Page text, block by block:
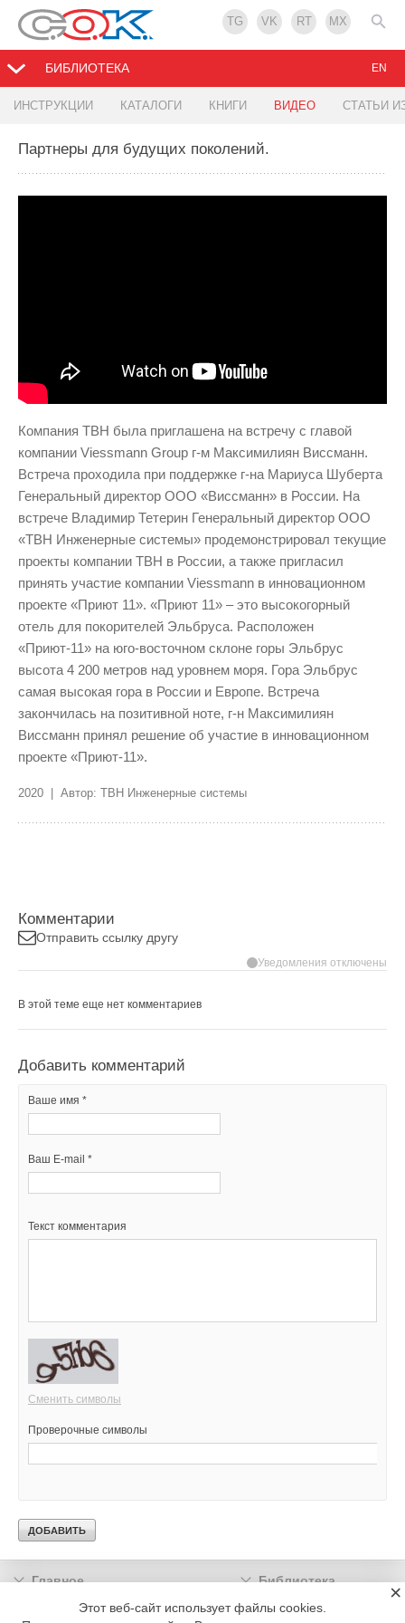
TG VK RT MX
БИБЛИОТЕКА
ИНСТРУКЦИИ КАТАЛОГИ КНИГИ ВИДЕО СТАТЬИ
EN
Партнеры для будущих поколений.
Компания ТВН была приглашена на встречу с главой
компании Viessmann Group г-м Максимилиян Виссманн.
Встреча проходила при поддержке г-на Мариуса Шуберта
Генеральный директор ООО «Виссманн» в России. На
встрече Владимир Тетерин Генеральный директор ООО
«ТВН Инженерные системы» продемонстрировал текущие
проекты компании ТВН в России, а также пригласил
принять участие компании Viessmann в инновационном
проекте «Приют 11». «Приют 11» – это высокогорный
отель для покорителей Эльбруса. Расположен
«Приют-11» на юго-восточном склоне горы Эльбрус
высота 4 200 метров над уровнем моря. Гора Эльбрус
самая высокая гора в России и Европе. Встреча
закончилась на позитивной ноте, г-н Максимилиян
Виссманн принял решение об участие в инновационном
проекте «Приют-11».
2020 | Автор: ТВН Инженерные системы
Комментарии
Отправить ссылку другу
Уведомления отключены
В этой теме еще нет комментариев
Добавить комментарий
Ваше имя *
Ваш E-mail *
Текст комментария
Сменить символы
Проверочные символы
Главное
Библиотека
Подписка
Реклама
Этот веб-сайт использует файлы cookies.
×